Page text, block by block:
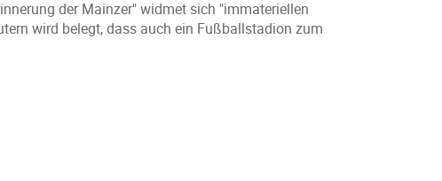
der Mainzer" widmet sich "immateriellen
wird belegt, dass auch ein Fußballstadion zum